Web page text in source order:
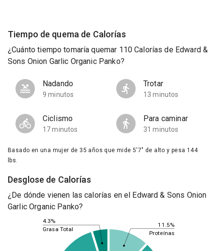
Tiempo de quema de Calorías
¿Cuánto tiempo tomaría quemar 110 Calorías de Edward &
Sons Onion Garlic Organic Panko?
Nadando
9 minutos
Trotar
13 minutos
Ciclismo
17 minutos
Para caminar
31 minutos
Basado en una mujer de 35 años que mide 5'7" de alto y pesa 144
lbs.
Desglose de Calorías
¿De dónde vienen las calorías en el Edward & Sons Onion
Garlic Organic Panko?
11.5%
4.3%
Proteínas
Grasa Total